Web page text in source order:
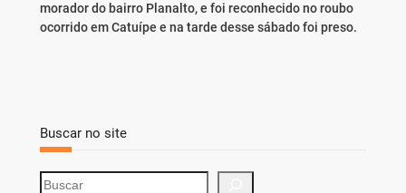
morador do bairro Planalto, e foi reconhecido no roubo
ocorrido em Catuípe e na tarde desse sábado foi preso.
Buscar no site
S